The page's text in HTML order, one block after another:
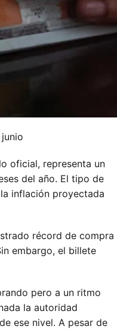
oficial, representa un
del año. El tipo de
inflación proyectada
récord de compra
embargo, el billete
pero a un ritmo
la autoridad
ese nivel. A pesar de